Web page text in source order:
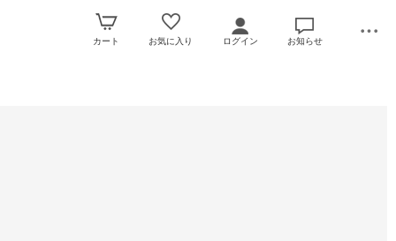
カート お気に入り ログイン お知らせ